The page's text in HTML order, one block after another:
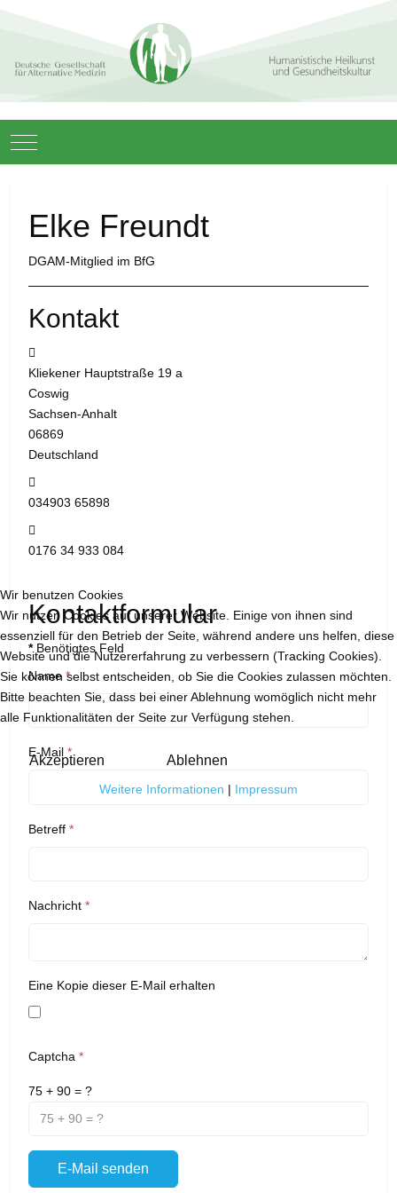
Mobile Menu Toggle
Elke Freundt
DGAM-Mitglied im BfG
Kontakt
Kliekener Hauptstraße 19 a
Coswig
Sachsen-Anhalt
06869
Deutschland
034903 65898
0176 34 933 084
Kontaktformular
*Benötigtes Feld
Name *
E-Mail *
Betreff *
Nachricht *
Eine Kopie dieser E-Mail erhalten
Captcha *
75 + 90 = ?
E-Mail senden
Wir benutzen Cookies
Wir nutzen Cookies auf unserer Website. Einige von ihnen sind
essenziell für den Betrieb der Seite, während andere uns helfen, diese
Website und die Nutzererfahrung zu verbessern (Tracking Cookies).
Sie können selbst entscheiden, ob Sie die Cookies zulassen möchten.
Bitte beachten Sie, dass bei einer Ablehnung womöglich nicht mehr
alle Funktionalitäten der Seite zur Verfügung stehen.
Akzeptieren Ablehnen
Weitere Informationen | Impressum